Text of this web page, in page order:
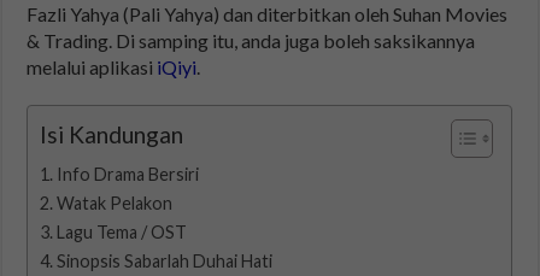
Fazli Yahya (Pali Yahya) dan diterbitkan oleh Suhan Movies
& Trading. Di samping itu, anda juga boleh saksikannya
melalui aplikasi iQiyi
Isi Kandungan
Info Drama Bersiri
Watak Pelakon
Lagu Tema / OST
Sinopsis Sabarlah Duhai Hati